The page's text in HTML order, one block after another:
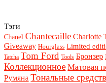
Тэги
Chanel Chantecaille Charlotte
Giveaway Hourglass Limited
Tatcha Tom Ford Tools Бронзер
Коллекционное Матовая
Румяна Тональные